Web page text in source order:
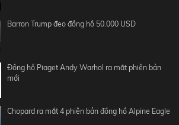
Barron Trump đeo đồng hồ 50.000 USD
Đồng hồ Piaget Andy Warhol ra mắt phiên bản
mới
Chopard ra mắt 4 phiên bản đồng hồ Alpine Eagle